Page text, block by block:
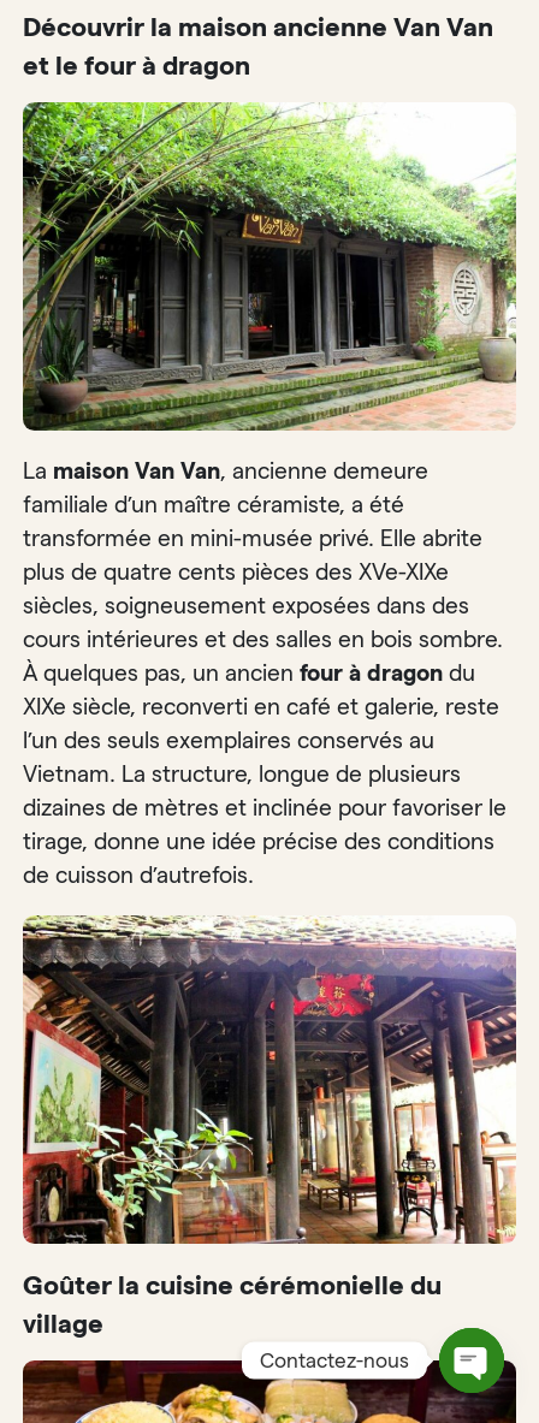
Découvrir la maison ancienne Van Van
et le four à dragon
La maison Van Van, ancienne demeure
familiale d’un maître céramiste, a été
transformée en mini-musée privé. Elle abrite
plus de quatre cents pièces des XVe-XIXe
siècles, soigneusement exposées dans des
cours intérieures et des salles en bois sombre.
À quelques pas, un ancienfour à dragon du
XIXe siècle, reconverti en café et galerie, reste
l’un des seuls exemplaires conservés au
Vietnam. La structure, longue de plusieurs
dizaines de mètres et inclinée pour favoriser le
tirage, donne une idée précise des conditions
de cuisson d’autrefois.
Goûter la cuisine cérémonielle du
village
Contactez-nous
Open